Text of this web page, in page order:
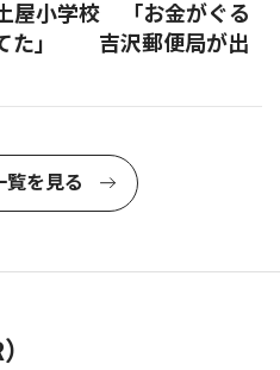
屋小学校 「お金がぐる
た」 吉沢郵便局が出
覧を見る